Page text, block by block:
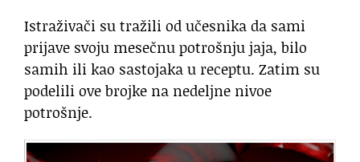
Istraživači su tražili od učesnika da sami
prijave svoju mesečnu potrošnju jaja, bilo
samih ili kao sastojaka u receptu. Zatim su
podelili ove brojke na nedeljne nivoe
potrošnje.